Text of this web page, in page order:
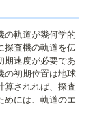
の軌道が幾何学的
探査機の軌道を伝
期速度が必要であ
の初期位置は地球
算されれば、探査
めには、軌道のエ